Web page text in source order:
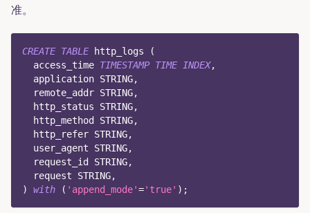
准。
CREATE TABLE http_logs
(
  access_time
TIMESTAMP TIME INDEX,
  application STRING
,
  remote_addr STRING
,
  http_status STRING
,
  http_method STRING
,
  http_refer STRING
,
  user_agent STRING
,
  request_id STRING
,
  request STRING
,
)
with ( 'append_mode'='true' ) ;